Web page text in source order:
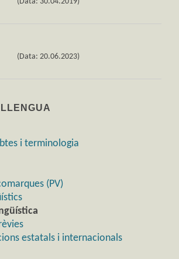
(Data: 30.04.2019)
(Data: 20.06.2023)
i terminologia
(PV)
estatals i internacionals